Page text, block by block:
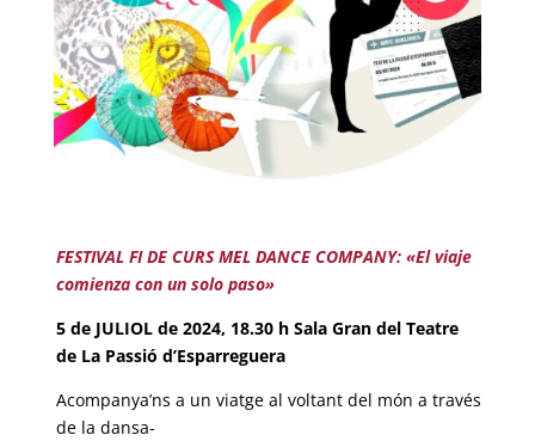
FESTIVAL FI DE CURS MEL DANCE COMPANY: «El viaje
comienza con un solo paso»
5 de JULIOL de 2024, 18.30 h Sala Gran del Teatre
de La Passió d’Esparreguera
Acompanya’ns a un viatge al voltant del món a través
de la dansa-